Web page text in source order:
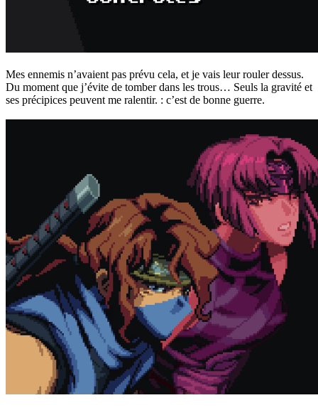
Mes ennemis n’avaient pas prévu cela, et je vais leur rouler dessus.
Du moment que j’évite de tomber dans les trous… Seuls la gravité et
ses précipices peuvent me ralentir. : c’est de bonne guerre.